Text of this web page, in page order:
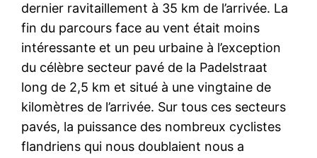
dernier ravitaillement à 35 km de l’arrivée. La
fin du parcours face au vent était moins
intéressante et un peu urbaine à l’exception
du célèbre secteur pavé de la Padelstraat
long de 2,5 km et situé à une vingtaine de
kilomètres de l’arrivée. Sur tous ces secteurs
pavés, la puissance des nombreux cyclistes
flandriens qui nous doublaient nous a